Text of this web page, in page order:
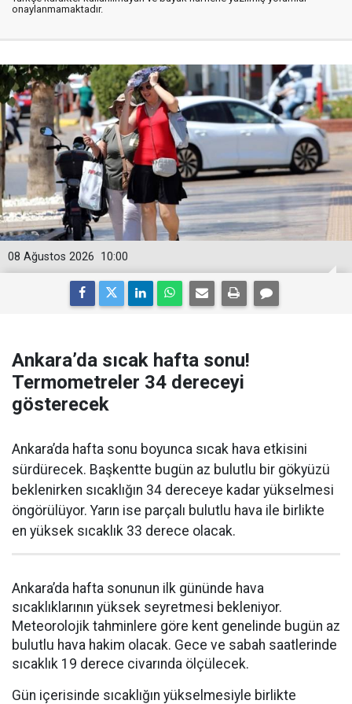
onaylanmamaktadır.
10:00
08 Ağustos 2026
Ankara’da sıcak hafta sonu!
Termometreler 34 dereceyi
gösterecek
Ankara’da hafta sonu boyunca sıcak hava etkisini
sürdürecek. Başkentte bugün az bulutlu bir gökyüzü
beklenirken sıcaklığın 34 dereceye kadar yükselmesi
öngörülüyor. Yarın ise parçalı bulutlu hava ile birlikte
en yüksek sıcaklık 33 derece olacak.
Ankara’da hafta sonunun ilk gününde hava
sıcaklıklarının yüksek seyretmesi bekleniyor.
Meteorolojik tahminlere göre kent genelinde bugün az
bulutlu hava hakim olacak. Gece ve sabah saatlerinde
sıcaklık 19 derece civarında ölçülecek.
Gün içerisinde sıcaklığın yükselmesiyle birlikte